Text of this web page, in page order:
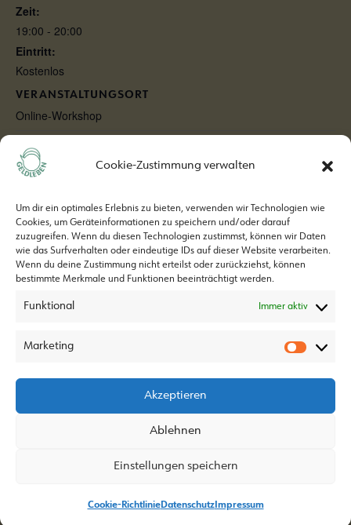
Cookie-Zustimmung verwalten
Um dir ein optimales Erlebnis zu bieten, verwenden wir Technologien wie
Cookies, um Geräteinformationen zu speichern und/oder darauf
zuzugreifen. Wenn du diesen Technologien zustimmst, können wir Daten
wie das Surfverhalten oder eindeutige IDs auf dieser Website verarbeiten.
Wenn du deine Zustimmung nicht erteilst oder zurückziehst, können
bestimmte Merkmale und Funktionen beeinträchtigt werden.
Funktional Immer aktiv
Marketing
Akzeptieren
Ablehnen
Einstellungen speichern
Cookie-RichtlinieDatenschutzImpressum
Zeit:
19:00 - 20:00
Eintritt:
Kostenlos
VERANSTALTUNGSORT
Online-Workshop
für Frauen im Laufe ihres
– Grundlagen für
Geldleben ist ein Projekt von
info@geldleben.at
Datenschutz
Impressum